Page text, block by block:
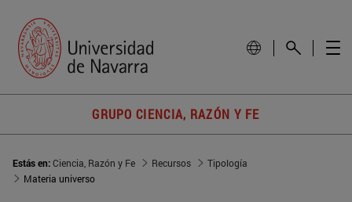
GRUPO CIENCIA, RAZÓN Y FE
Estás en:Ciencia, Razón y Fe Recursos
Tipología
Materia universo